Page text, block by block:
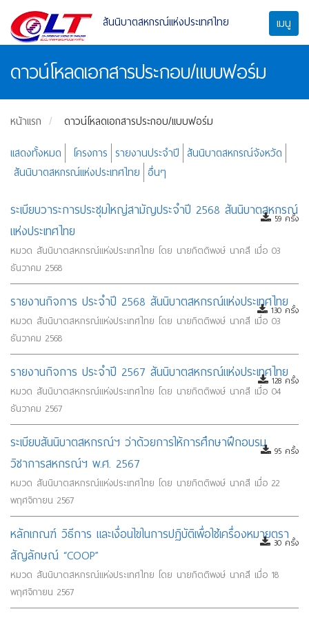
สันนิบาตสหกรณ์แห่งประเทศไทย เมนู
ดาวน์โหลดเอกสารประกอบ/แบบฟอร์ม
หน้าแรก
ดาวน์โหลดเอกสารประกอบ/แบบฟอร์ม
แสดงทั้งหมด
โครงการ รายงานประจำปี สันนิบาตสหกรณ์จังหวัด
สันนิบาตสหกรณ์แห่งประเทศไทย อื่นๆ
ระเบียบวาระการประชุมใหญ่สามัญประจำปี 2568 สันนิบาตสหกรณ์
แห่งประเทศไทย
หมวด สันนิบาตสหกรณ์แห่งประเทศไทย โดย นายกิตติพงษ์ นาคสี เมื่อ 03
ธันวาคม 2568
59 ครั้ง
รายงานกิจการ ประจำปี 2568 สันนิบาตสหกรณ์แห่งประเทศไทย
หมวด สันนิบาตสหกรณ์แห่งประเทศไทย โดย นายกิตติพงษ์ นาคสี เมื่อ 03
ธันวาคม 2568
130 ครั้ง
รายงานกิจการ ประจำปี 2567 สันนิบาตสหกรณ์แห่งประเทศไทย
หมวด สันนิบาตสหกรณ์แห่งประเทศไทย โดย นายกิตติพงษ์ นาคสี เมื่อ 04
ธันวาคม 2567
128 ครั้ง
ระเบียบสันนิบาตสหกรณ์ฯ ว่าด้วยการให้การศึกษาฝึกอบรม
วิชาการสหกรณ์ฯ พ.ศ. 2567
หมวด สันนิบาตสหกรณ์แห่งประเทศไทย โดย นายกิตติพงษ์ นาคสี เมื่อ 22
พฤศจิกายน 2567
95 ครั้ง
หลักเกณฑ์ วิธีการ และเงื่อนไขในการปฏิบัติเพื่อใช้เครื่องหมายตรา
สัญลักษณ์ “COOP”
หมวด สันนิบาตสหกรณ์แห่งประเทศไทย โดย นายกิตติพงษ์ นาคสี เมื่อ 18
พฤศจิกายน 2567
30 ครั้ง